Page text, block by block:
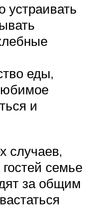
устраивать
еды,
и
случаев,
семье
за общим